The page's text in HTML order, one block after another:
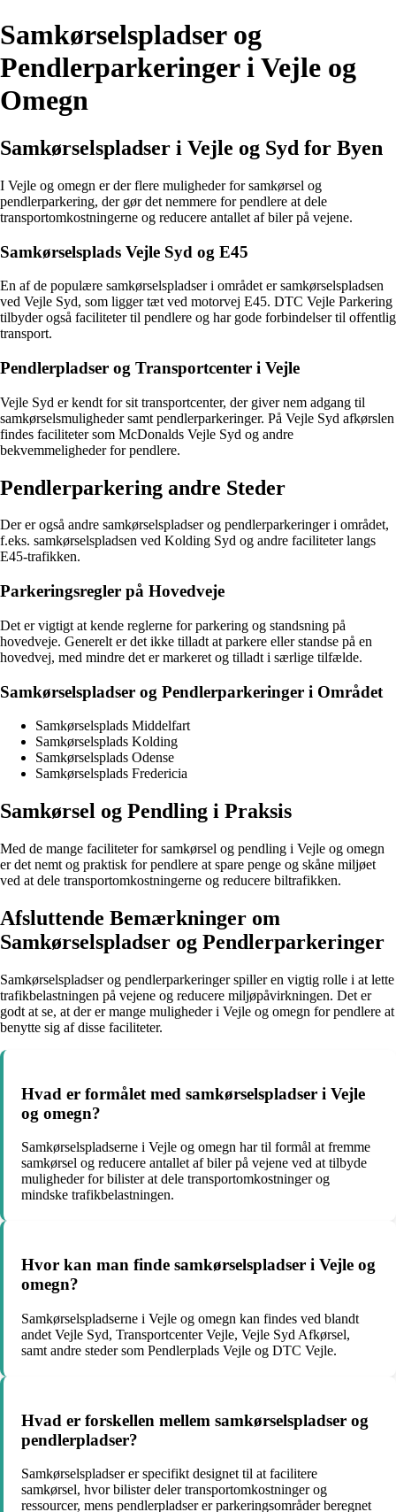
Samkørselspladser og
Pendlerparkeringer i Vejle og
Omegn
Samkørselspladser i Vejle og Syd for Byen
I Vejle og omegn er der flere muligheder for samkørsel og
pendlerparkering, der gør det nemmere for pendlere at dele
transportomkostningerne og reducere antallet af biler på vejene.
Samkørselsplads Vejle Syd og E45
En af de populære samkørselspladser i området er samkørselspladsen
ved Vejle Syd, som ligger tæt ved motorvej E45. DTC Vejle Parkering
tilbyder også faciliteter til pendlere og har gode forbindelser til offentlig
transport.
Pendlerpladser og Transportcenter i Vejle
Vejle Syd er kendt for sit transportcenter, der giver nem adgang til
samkørselsmuligheder samt pendlerparkeringer. På Vejle Syd afkørslen
findes faciliteter som McDonalds Vejle Syd og andre
bekvemmeligheder for pendlere.
Pendlerparkering andre Steder
Der er også andre samkørselspladser og pendlerparkeringer i området,
f.eks. samkørselspladsen ved Kolding Syd og andre faciliteter langs
E45-trafikken.
Parkeringsregler på Hovedveje
Det er vigtigt at kende reglerne for parkering og standsning på
hovedveje. Generelt er det ikke tilladt at parkere eller standse på en
hovedvej, med mindre det er markeret og tilladt i særlige tilfælde.
Samkørselspladser og Pendlerparkeringer i Området
Samkørselsplads Middelfart
Samkørselsplads Kolding
Samkørselsplads Odense
Samkørselsplads Fredericia
Samkørsel og Pendling i Praksis
Med de mange faciliteter for samkørsel og pendling i Vejle og omegn
er det nemt og praktisk for pendlere at spare penge og skåne miljøet
ved at dele transportomkostningerne og reducere biltrafikken.
Afsluttende Bemærkninger om
Samkørselspladser og Pendlerparkeringer
Samkørselspladser og pendlerparkeringer spiller en vigtig rolle i at lette
trafikbelastningen på vejene og reducere miljøpåvirkningen. Det er
godt at se, at der er mange muligheder i Vejle og omegn for pendlere at
benytte sig af disse faciliteter.
Hvad er formålet med samkørselspladser i Vejle
og omegn?
Samkørselspladserne i Vejle og omegn har til formål at fremme
samkørsel og reducere antallet af biler på vejene ved at tilbyde
muligheder for bilister at dele transportomkostninger og
mindske trafikbelastningen.
Hvor kan man finde samkørselspladser i Vejle og
omegn?
Samkørselspladserne i Vejle og omegn kan findes ved blandt
andet Vejle Syd, Transportcenter Vejle, Vejle Syd Afkørsel,
samt andre steder som Pendlerplads Vejle og DTC Vejle.
Hvad er forskellen mellem samkørselspladser og
pendlerpladser?
Samkørselspladser er specifikt designet til at facilitere
samkørsel, hvor bilister deler transportomkostninger og
ressourcer, mens pendlerpladser er parkeringsområder beregnet